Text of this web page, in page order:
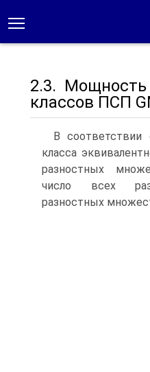
2.3.
классов ПСП
В
класса
разностных
число всех
разностных